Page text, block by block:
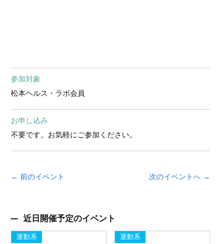
参加対象
松本ヘルス・ラボ会員
お申し込み
不要です。お気軽にご参加ください。
← 前のイベント 次のイベントへ →
近日開催予定のイベント
運動系 運動系